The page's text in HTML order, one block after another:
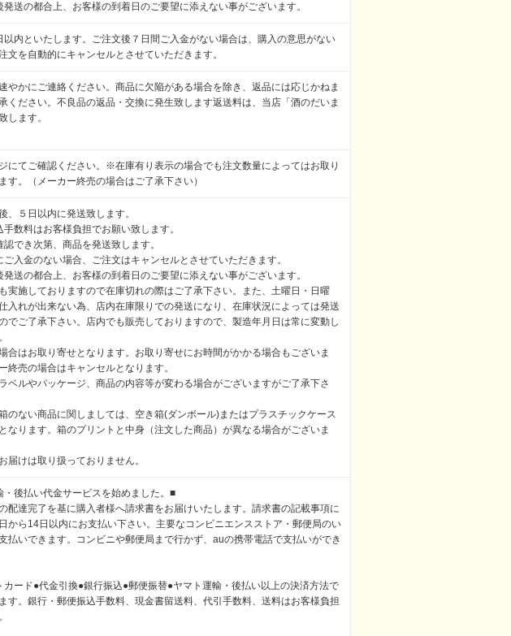
発送の都合上、お客様の到着日のご要望に添えない事がございます。
以内といたします。ご注文後７日間ご入金がない場合は、購入の意思がない
文を自動的にキャンセルとさせていただきます。
やかにご連絡ください。商品に欠陥がある場合を除き、返品には応じかねま
ください。不良品の返品・交換に発生致します返送料は、当店「酒のだいま
します。
にてご確認ください。※在庫有り表示の場合でも注文数量によってはお取り
す。（メーカー終売の場合はご了承下さい）
、５日以内に発送致します。
手数料はお客様負担でお願い致します。
認でき次第、商品を発送致します。
ご入金のない場合、ご注文はキャンセルとさせていただきます。
発送の都合上、お客様の到着日のご要望に添えない事がございます。
実施しておりますので在庫切れの際はご了承下さい。また、土曜日・日曜
入れが出来ない為、店内在庫限りでの発送になり、在庫状況によっては発送
でご了承下さい。店内でも販売しておりますので、製造年月日は常に変動し
合はお取り寄せとなります。お取り寄せにお時間がかかる場合もございま
終売の場合はキャンセルとなります。
ベルやパッケージ、商品の内容等が変わる場合がございますがご了承下さ
のない商品に関しましては、空き箱(ダンボール)またはプラスチックケース
なります。箱のプリントと中身（注文した商品）が異なる場合がございま
届けは取り扱っておりません。
・後払い代金サービスを始めました。■
配達完了を基に購入者様へ請求書をお届けいたします。請求書の記載事項に
から14日以内にお支払い下さい。主要なコンビニエンスストア・郵便局のい
払いできます。コンビニや郵便局まで行かず、auの携帯電話で支払いができ
カード●代金引換●銀行振込●郵便振替●ヤマト運輸・後払い以上の決済方法で
す。銀行・郵便振込手数料、現金書留送料、代引手数料、送料はお客様負担